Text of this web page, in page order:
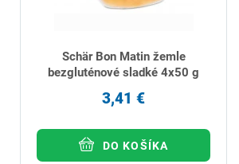
Schär Bon Matin žemle
bezgluténové sladké 4x50 g
3,41 €
DO KOŠÍKA